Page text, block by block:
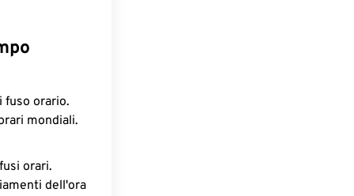
fuso orario.
mondiali.
orari.
dell'ora